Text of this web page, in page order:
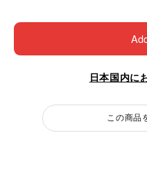
日本国内に
この商品